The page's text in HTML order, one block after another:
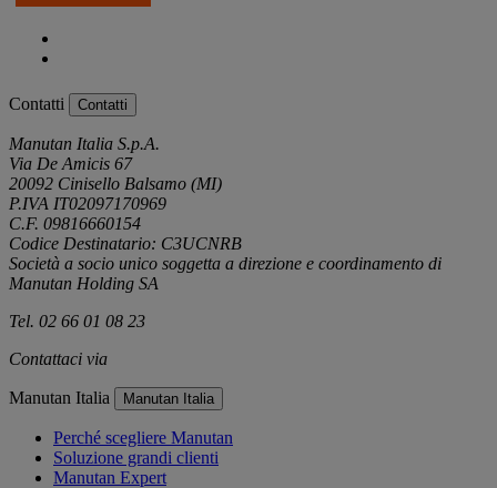
Contatti Contatti
Manutan Italia S.p.A.
Via De Amicis 67
20092 Cinisello Balsamo (MI)
P.IVA IT02097170969
C.F. 09816660154
Codice Destinatario: C3UCNRB
Società a socio unico soggetta a direzione e coordinamento di
Manutan Holding SA
Tel. 02 66 01 08 23
Contattaci via
Manutan Italia Manutan Italia
Perché scegliere Manutan
Soluzione grandi clienti
Manutan Expert